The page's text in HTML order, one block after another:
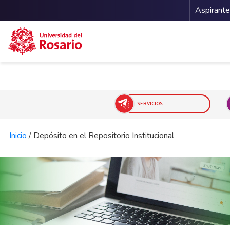
SERVICIOS
Inicio / Depósito en el Repositorio Institucional